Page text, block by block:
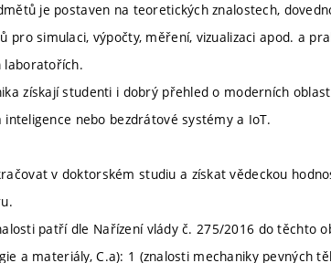
je postaven na teoretických znalostech,
pro simulaci, výpočty, měření, vizualizaci apod. a
laboratořích.
získají studenti i dobrý přehled o moderních
nebo bezdrátové systémy a IoT.
v doktorském studiu a získat vědeckou
patří dle Nařízení vlády č. 275/2016 do těchto
a materiály, C.a): 1 (znalosti mechaniky pevných